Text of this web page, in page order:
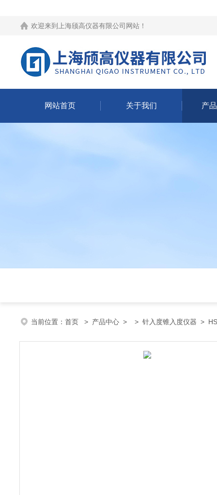
欢迎来到 上海颀高仪器有限公司网站 ！
网站首页 关于我们 产
当前位置： 首页 > 产品中心 > > 针入度锥入度仪器 >